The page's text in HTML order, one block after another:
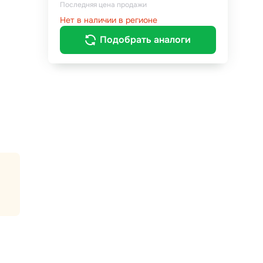
Последняя цена продажи
Нет в наличии в регионе
Подобрать аналоги